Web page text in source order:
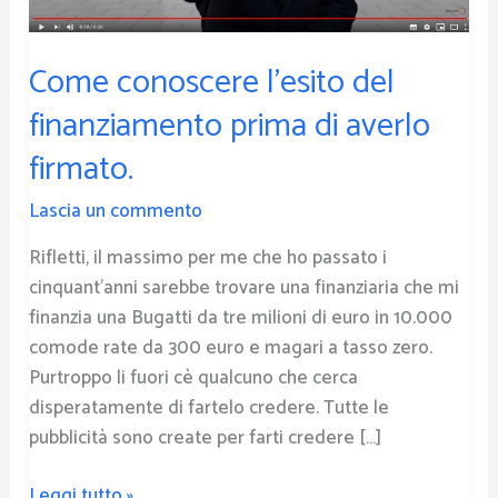
Come conoscere l’esito del
finanziamento prima di averlo
firmato.
Lascia un commento
Rifletti, il massimo per me che ho passato i
cinquant’anni sarebbe trovare una finanziaria che mi
finanzia una Bugatti da tre milioni di euro in 10.000
comode rate da 300 euro e magari a tasso zero.
Purtroppo li fuori cè qualcuno che cerca
disperatamente di fartelo credere. Tutte le
pubblicità sono create per farti credere […]
firmato.